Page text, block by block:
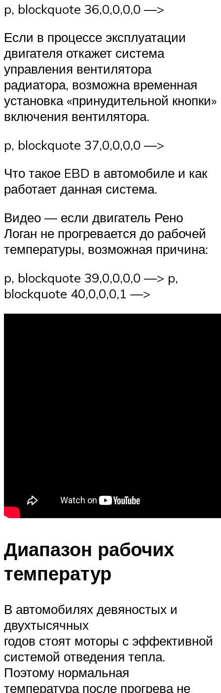
p, blockquote 36,0,0,0,0 —>
Если в процессе эксплуатации
двигателя откажет система
управления вентилятора
радиатора, возможна временная
установка «принудительной кнопки»
включения вентилятора.
p, blockquote 37,0,0,0,0 —>
Что такое EBD в автомобиле и как
работает данная система.
Видео — если двигатель Рено
Логан не прогревается до рабочей
температуры, возможная причина:
p, blockquote 39,0,0,0,0 —> p,
blockquote 40,0,0,0,1 —>
Диапазон рабочих
температур
В автомобилях девяностых и
двухтысячных
годов стоят моторы с эффективной
системой отведения тепла.
Поэтому нормальная
температура после прогрева не